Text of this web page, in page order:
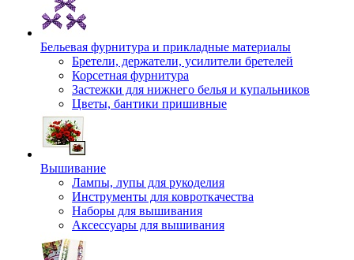
Бельевая фурнитура и прикладные материалы
Бретели, держатели, усилители бретелей
Корсетная фурнитура
Застежки для нижнего белья и купальников
Цветы, бантики пришивные
Вышивание
Лампы, лупы для рукоделия
Инструменты для ковроткачества
Наборы для вышивания
Аксессуары для вышивания